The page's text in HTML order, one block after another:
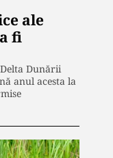
ale
fi
Dunării
anul acesta la